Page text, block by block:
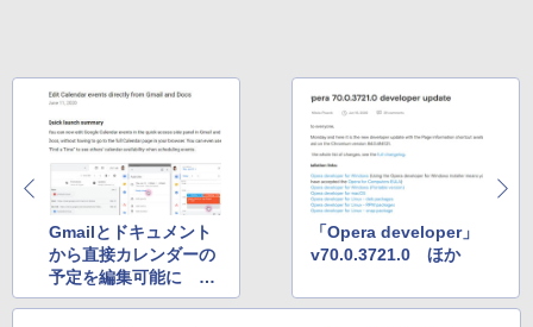
Gmailとドキュメント
から直接カレンダーの
予定を編集可能に ほ
か
「Opera developer」
v70.0.3721.0 ほか